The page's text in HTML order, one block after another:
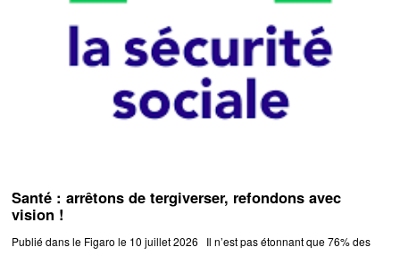
Santé : arrêtons de tergiverser, refondons avec
vision !
Publié dans le Figaro le 10 juillet 2026 Il n’est pas étonnant que 76% des